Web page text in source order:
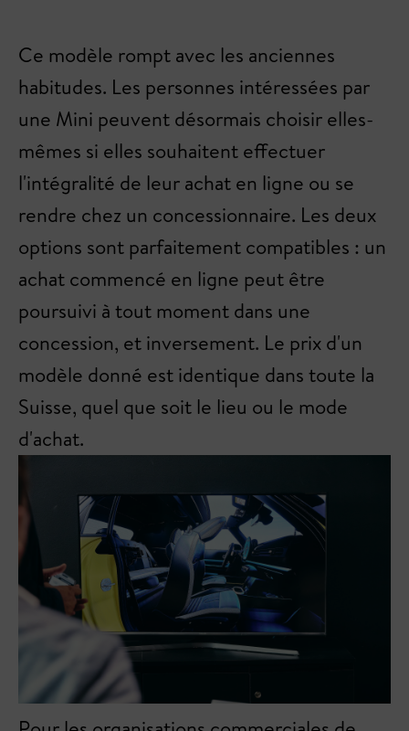
Ce modèle rompt avec les anciennes
habitudes. Les personnes intéressées par
une Mini peuvent désormais choisir elles-
mêmes si elles souhaitent effectuer
l'intégralité de leur achat en ligne ou se
rendre chez un concessionnaire. Les deux
options sont parfaitement compatibles : un
achat commencé en ligne peut être
poursuivi à tout moment dans une
concession, et inversement. Le prix d'un
modèle donné est identique dans toute la
Suisse, quel que soit le lieu ou le mode
d'achat.